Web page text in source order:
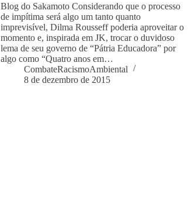
Blog do Sakamoto Considerando que o processo
de impítima será algo um tanto quanto
imprevisível, Dilma Rousseff poderia aproveitar o
momento e, inspirada em JK, trocar o duvidoso
lema de seu governo de “Pátria Educadora” por
algo como “Quatro anos em…
CombateRacismoAmbiental
8 de dezembro de 2015